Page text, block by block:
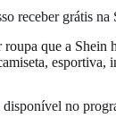
receber grátis na
roupa que a Shein
esportiva,
no